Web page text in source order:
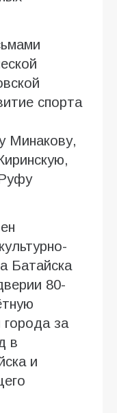
спорта
Минакову,
Батайска
80-
города за
в
и